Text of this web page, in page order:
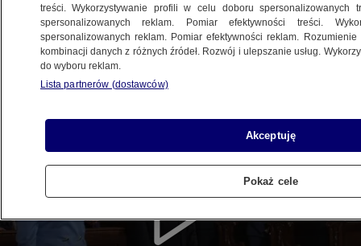
treści. Wykorzystywanie profili w celu doboru spersonalizowanych
spersonalizowanych reklam. Pomiar efektywności treści.
spersonalizowanych reklam. Pomiar efektywności reklam.
kombinacji danych z różnych źródeł. Rozwój i ulepszanie usług.
do wyboru reklam.
Lista partnerów (dostawców)
Akceptuję
Pokaż cele